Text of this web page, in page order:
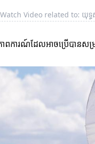
Watch Video related to: យុទ្ធ
ភាពការណ៍ដែលអាចប្រើបា